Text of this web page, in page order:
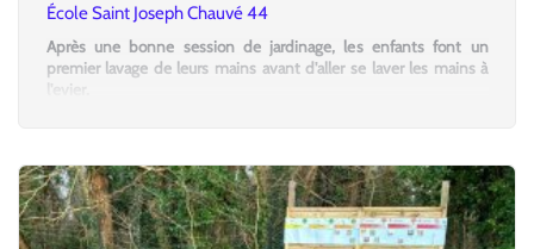
École Saint Joseph Chauvé 44
Après une bonne session de jardinage, les enfants font un
premier lavage de leurs mains avant d'aller se laver les mains à
l'evier.